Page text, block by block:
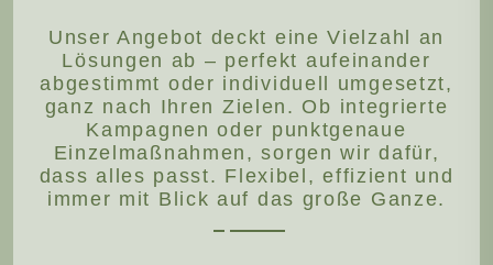
Unser Angebot deckt eine Vielzahl an
Lösungen ab – perfekt aufeinander
abgestimmt oder individuell umgesetzt,
ganz nach Ihren Zielen. Ob integrierte
Kampagnen oder punktgenaue
Einzelmaßnahmen, sorgen wir dafür,
dass alles passt. Flexibel, effizient und
immer mit Blick auf das große Ganze.